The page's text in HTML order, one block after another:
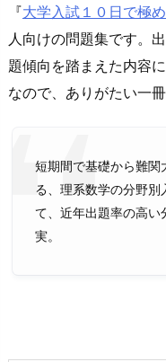
『大学入試１０日で極
人向けの問題集です。
題傾向を踏まえた内容
なので、ありがたい一冊
短期間で基礎から難関
る、理系数学の分野
て、近年出題率の高
実。